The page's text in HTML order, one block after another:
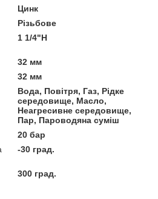
Цинк
Різьбове
1 1/4"Н
32 мм
32 мм
Вода, Повітря, Газ, Рідке
середовище, Масло,
Неагресивне середовище,
Пар, Пароводяна суміш
20 бар
-30 град.
300 град.